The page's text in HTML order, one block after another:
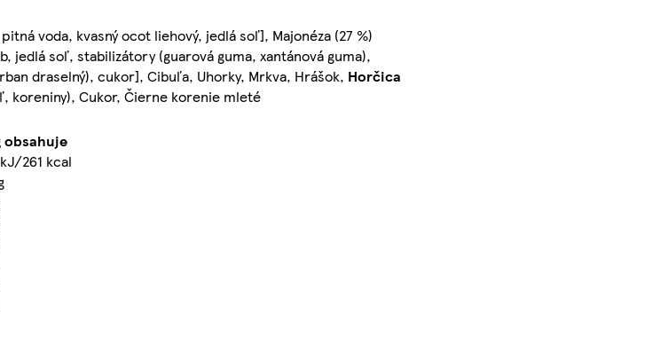
voda, kvasný ocot liehový, jedlá soľ], Majonéza (27 %)
jedlá soľ, stabilizátory (guarová guma, xantánová guma),
draselný), cukor], Cibuľa, Uhorky, Mrkva, Hrášok, Horčica
koreniny), Cukor, Čierne korenie mleté
obsahuje
261 kcal